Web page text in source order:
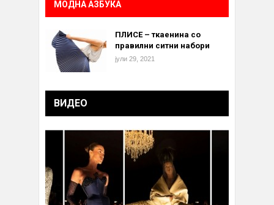
МОДНА АЗБУКА
ПЛИСЕ – ткаенина со
правилни ситни набори
јули 29, 2021
ВИДЕО